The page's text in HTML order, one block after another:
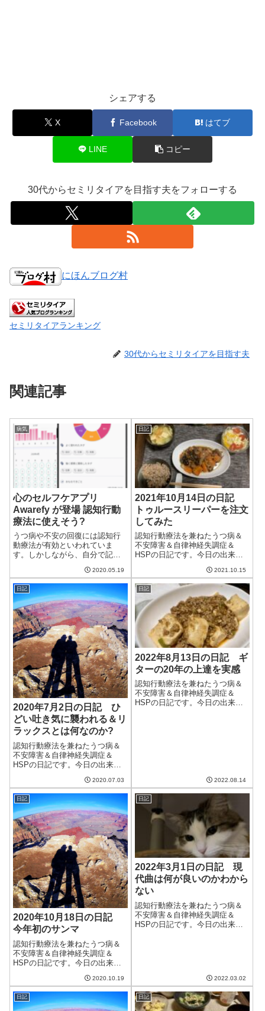
シェアする
X Facebook はてブ
LINE コピー
30代からセミリタイアを目指す夫をフォローする
にほんブログ村
セミリタイアランキング
30代からセミリタイアを目指す夫
関連記事
病気
心のセルフケアプリ
Awarefy が登場 認知行動
療法に使えそう?
うつ病や不安の回復には認知行
動療法が有効といわれていま
す。しかしながら、自分で記録
認知行動療法をサポートしてく
れそうなアプリが登場しまし
た。Awarefy（アウェアファイ）
と呼ばれるこのアプリはチャッ
トボットを利...
2020.05.19
日記
2021年10月14日の日記
トゥルースリーパーを注文
してみた
認知行動療法を兼ねたうつ病＆
不安障害＆自律神経失調症＆
HSPの日記です。今日の出来事
一日だった。気温はそこそこで
湿度が低く、秋らしさを感じ
る。一週間予報を見ると最高気
温が20度を切っている日もあ
り、秋本番といった...
2021.10.15
日記
2020年7月2日の日記 ひ
どい吐き気に襲われる＆リ
ラックスとは何なのか?
認知行動療法を兼ねたうつ病＆
不安障害＆自律神経失調症＆
HSPの日記です。今日の出来事
のだが朝起きた時からひどい吐
き気に襲われてそれどころでは
なかった。ふと朝目が覚めると
なんとなく気分が悪い。心拍数
も速く何かおかし...
2020.07.03
日記
2022年8月13日の日記 ギ
ターの20年の上達を実感
認知行動療法を兼ねたうつ病＆
不安障害＆自律神経失調症＆
HSPの日記です。今日の出来事
2022.08.14
日記
2020年10月18日の日記
今年初のサンマ
認知行動療法を兼ねたうつ病＆
不安障害＆自律神経失調症＆
HSPの日記です。今日の出来事
気だった。予報は曇りだったの
だが、なぜか快晴。本当に天気
予報は当たらない。天気が良か
2020.10.19
日記
2022年3月1日の日記 現
代曲は何が良いのかわから
ない
認知行動療法を兼ねたうつ病＆
不安障害＆自律神経失調症＆
HSPの日記です。今日の出来事
2022.03.02
日記 日記